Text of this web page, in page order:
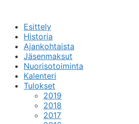
Esittely
Historia
Ajankohtaista
Jäsenmaksut
Nuorisotoiminta
Kalenteri
Tulokset
2019
2018
2017